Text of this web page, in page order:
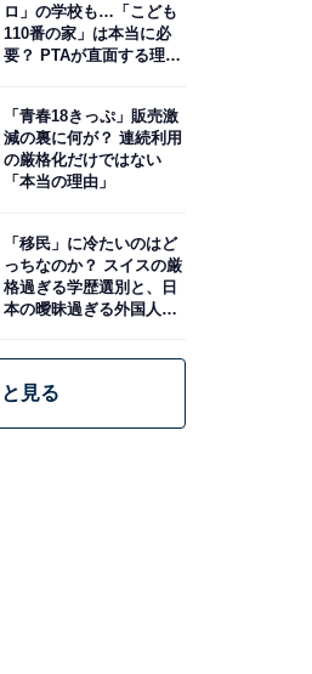
ロ」の学校も…「こども
110番の家」は本当に必
要？ PTAが直面する理想
「青春18きっぷ」販売激
減の裏に何が？ 連続利用
の厳格化だけではない
「本当の理由」
「移民」に冷たいのはど
っちなのか？ スイスの厳
格過ぎる学歴選別と、日
本の曖昧過ぎる外国人政
見る